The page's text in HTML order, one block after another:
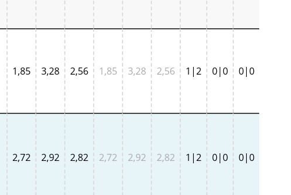
1,85 3,28 2,56 1,85 3,28 2,56 1|2 0|0 0|0
2,72 2,92 2,82 2,72 2,92 2,82 1|2 0|0 0|0